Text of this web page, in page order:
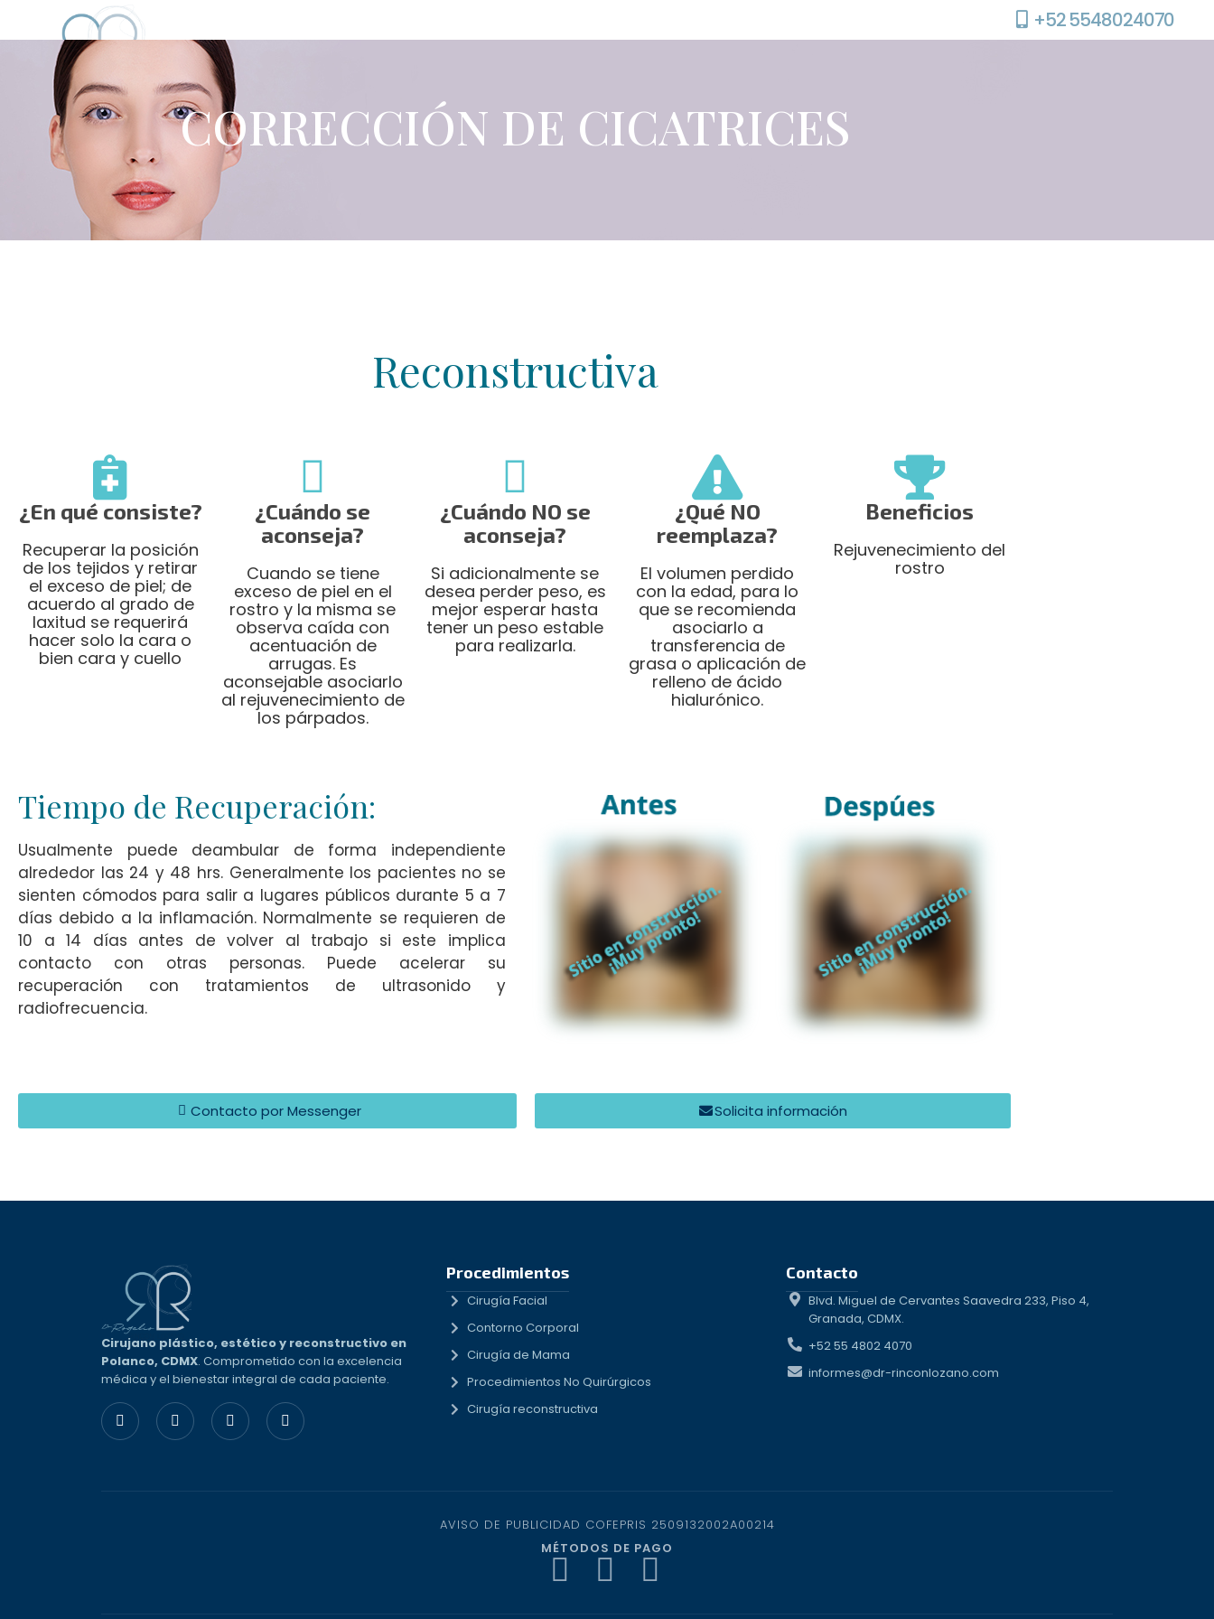
SOBRE MÍ
+52 5548024070
CORRECCIÓN DE CICATRICES
Reconstructiva
¿En qué consiste?
Recuperar la posición
de los tejidos y retirar
el exceso de piel; de
acuerdo al grado de
laxitud se requerirá
hacer solo la cara o
bien cara y cuello
¿Cuándo se
aconseja?
Cuando se tiene
exceso de piel en el
rostro y la misma se
observa caída con
acentuación de
arrugas. Es
aconsejable asociarlo
al rejuvenecimiento de
los párpados.
¿Cuándo NO se
aconseja?
Si adicionalmente se
desea perder peso, es
mejor esperar hasta
tener un peso estable
para realizarla.
¿Qué NO
reemplaza?
El volumen perdido
con la edad, para lo
que se recomienda
asociarlo a
transferencia de
grasa o aplicación de
relleno de ácido
hialurónico.
Beneficios
Rejuvenecimiento del
rostro
Tiempo de Recuperación:
Usualmente puede deambular de forma independiente
alrededor las 24 y 48 hrs. Generalmente los pacientes no se
sienten cómodos para salir a lugares públicos durante 5 a 7
días debido a la inflamación. Normalmente se requieren de
10 a 14 días antes de volver al trabajo si este implica
contacto con otras personas. Puede acelerar su
recuperación con tratamientos de ultrasonido y
radiofrecuencia.
Contacto por Messenger Solicita información
Cirujano plástico, estético y reconstructivo en
Polanco, CDMX. Comprometido con la excelencia
médica y el bienestar integral de cada paciente.
Procedimientos
Cirugía Facial
Contorno Corporal
Cirugía de Mama
Procedimientos No Quirúrgicos
Cirugía reconstructiva
Contacto
Blvd. Miguel de Cervantes Saavedra 233, Piso 4,
Granada, CDMX.
+52 55 4802 4070
informes@dr-rinconlozano.com
AVISO DE PUBLICIDAD COFEPRIS 2509132002A00214
MÉTODOS DE PAGO